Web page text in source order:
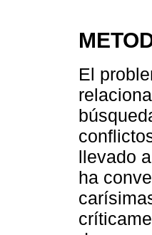
El
llevado
ha